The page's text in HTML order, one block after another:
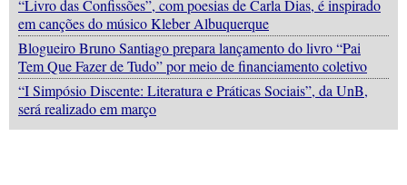
“Livro das Confissões”, com poesias de Carla Dias, é inspirado
em canções do músico Kleber Albuquerque
Blogueiro Bruno Santiago prepara lançamento do livro “Pai
Tem Que Fazer de Tudo” por meio de financiamento coletivo
“I Simpósio Discente: Literatura e Práticas Sociais”, da UnB,
será realizado em março